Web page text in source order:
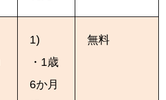
1)
・1歳
6か月
無料